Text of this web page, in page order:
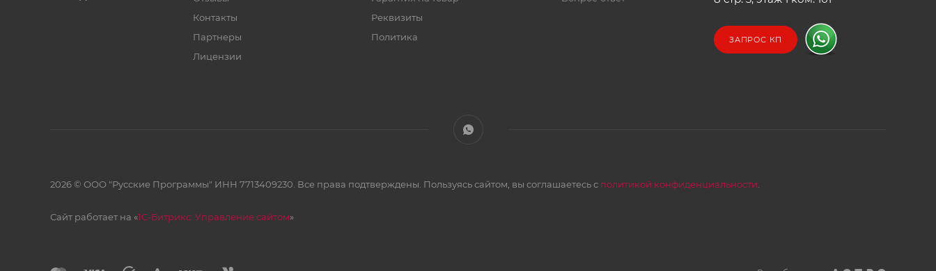
Контакты
Партнеры
Лицензии
Реквизиты
Политика
ЗАПРОС КП
2026 © ООО "Русские Программы" ИНН 7713409230. Все права подтверждены. Пользуясь сайтом, вы соглашаетесь с политикой конфиденциальности
Сайт работает на «1С-Битрикс: Управление сайтом»